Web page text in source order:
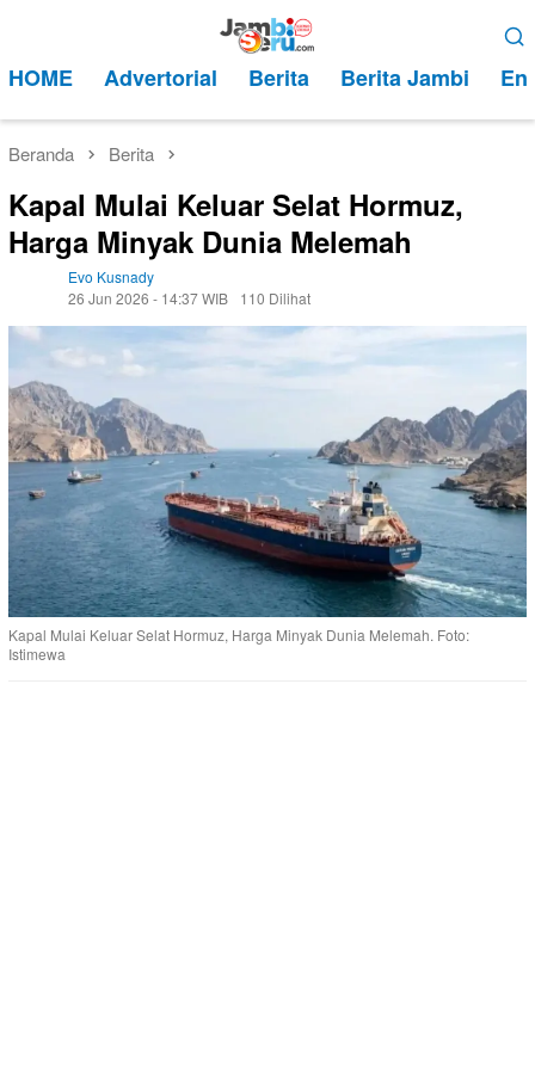
kontenMobile
HOME Advertorial Berita Berita Jambi
Beranda Berita
Kapal Mulai Keluar Selat Hormuz,
Harga Minyak Dunia Melemah
Evo Kusnady
26 Jun 2026 - 14:37 WIB
110 Dilihat
Kapal Mulai Keluar Selat Hormuz, Harga Minyak Dunia Melemah. Foto:
Istimewa